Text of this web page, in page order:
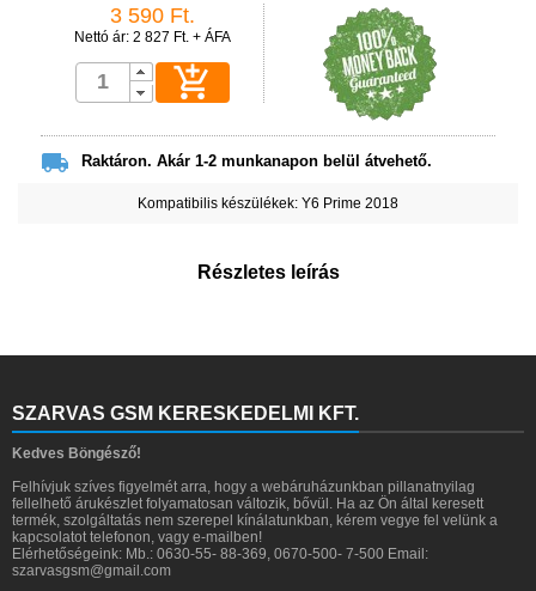
3 590 Ft.
Nettó ár: 2 827 Ft. + ÁFA

 Raktáron. Akár 1-2 munkanapon belül átvehető.
Kompatibilis készülékek: Y6 Prime 2018
Részletes leírás
SZARVAS GSM KERESKEDELMI KFT.
Kedves Böngésző!
Felhívjuk szíves figyelmét arra, hogy a webáruházunkban pillanatnyilag
fellelhető árukészlet folyamatosan változik, bővül. Ha az Ön által keresett
termék, szolgáltatás nem szerepel kínálatunkban, kérem vegye fel velünk a
kapcsolatot telefonon, vagy e-mailben!
Elérhetőségeink: Mb.: 0630-55- 88-369, 0670-500- 7-500 Email:
szarvasgsm@gmail.com